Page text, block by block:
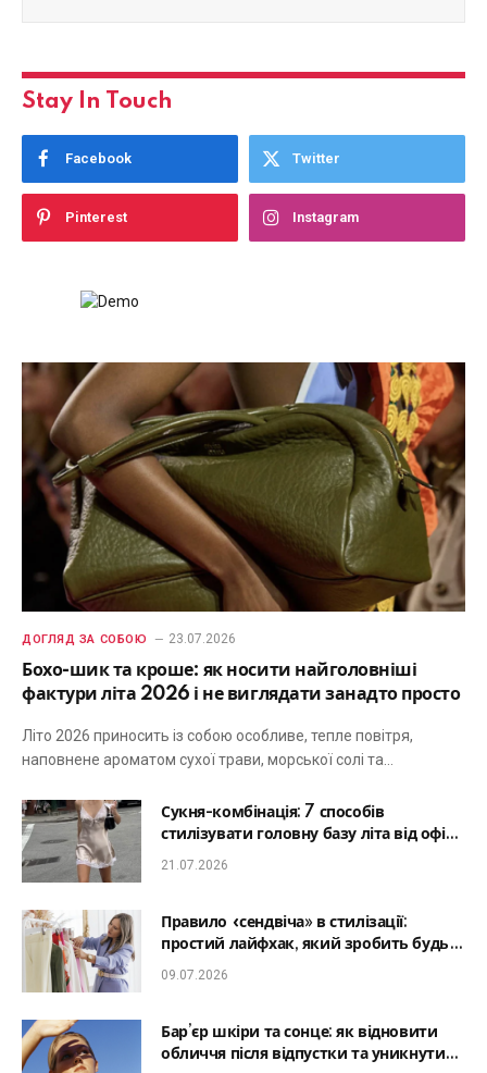
Stay In Touch
Facebook Twitter
Pinterest Instagram
ДОГЛЯД ЗА СОБОЮ 23.07.2026
Бохо-шик та кроше: як носити найголовніші
фактури літа 2026 і не виглядати занадто просто
Літо 2026 приносить із собою особливе, тепле повітря,
наповнене ароматом сухої трави, морської солі та…
Сукня-комбінація: 7 способів
стилізувати головну базу літа від офісу
до романтичної вечері
21.07.2026
Правило «сендвіча» в стилізації:
простий лайфхак, який зробить будь-
який образ гармонійним
09.07.2026
Бар’єр шкіри та сонце: як відновити
обличчя після відпустки та уникнути